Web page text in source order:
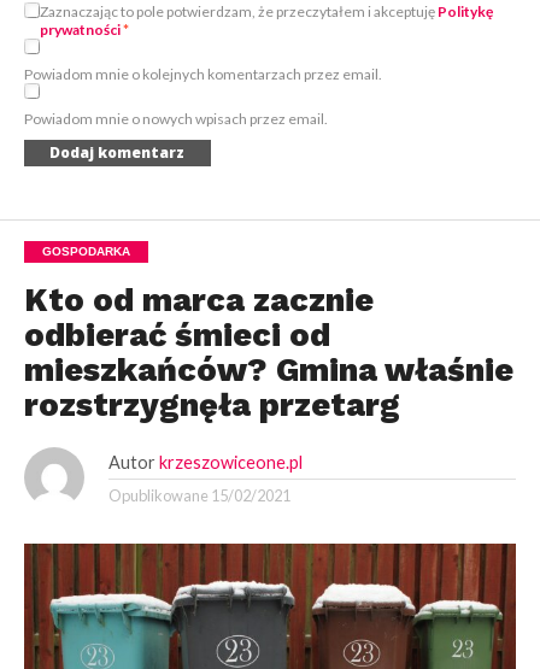
Zaznaczając to pole potwierdzam, że przeczytałem i akceptuję Politykę
prywatności*
Powiadom mnie o kolejnych komentarzach przez email.
Powiadom mnie o nowych wpisach przez email.
GOSPODARKA
Kto od marca zacznie
odbierać śmieci od
mieszkańców? Gmina właśnie
rozstrzygnęła przetarg
Autor krzeszowiceone.pl
Opublikowane 15/02/2021